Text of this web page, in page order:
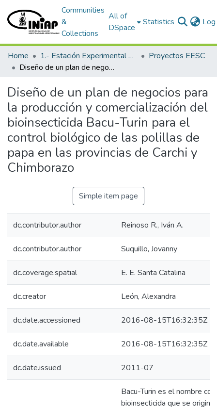
Communities
&
Collections
All of
DSpace
Statistics
Home 1.- Estación Experimental Santa Catalina
Proyectos EESC
Diseño de un plan de negocios para la producción y comercialización del bioinsecticida Bacu-Turin para el control biológico de las polillas de papa en las provincias de Carchi y Chimborazo
Diseño de un plan de negocios para
la producción y comercialización del
bioinsecticida Bacu-Turin para el
control biológico de las polillas de
papa en las provincias de Carchi y
Chimborazo
Simple item page
dc.contributor.author Reinoso R., Iván A.
dc.contributor.author Suquillo, Jovanny
dc.coverage.spatial E. E. Santa Catalina
dc.creator León, Alexandra
dc.date.accessioned 2016-08-15T16:32:35Z
dc.date.available 2016-08-15T16:32:35Z
dc.date.issued 2011-07
Bacu-Turin es el nombre
bioinsecticida que se